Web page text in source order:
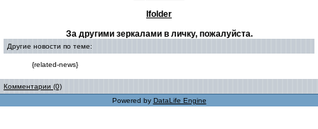
Ifolder
За другими зеркалами в личку, пожалуйста.
Другие новости по теме:
{related-news}
Комментарии (0)
Powered by DataLife Engine